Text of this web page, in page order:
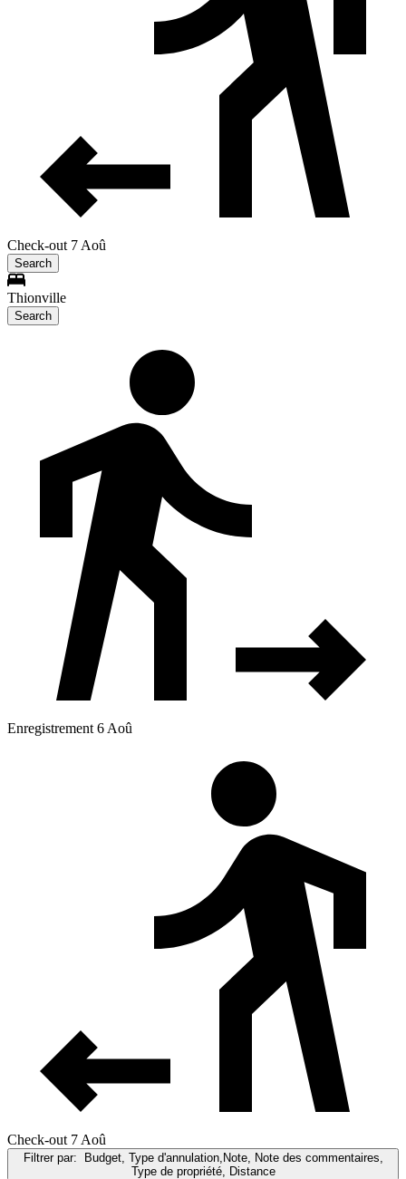
Check-out 7 Aoû
Search
Thionville
Search
Enregistrement 6 Aoû
Check-out 7 Aoû
Filtrer par: Budget, Type d'annulation,Note, Note des commentaires,
Type de propriété, Distance